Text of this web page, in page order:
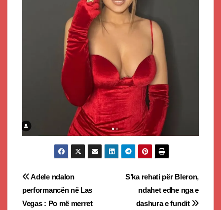
Post
navigation
S’ka rehati për Bleron,
ndahet edhe nga e
dashura e fundit
Adele ndalon
performancën në Las
Vegas : Po më merret